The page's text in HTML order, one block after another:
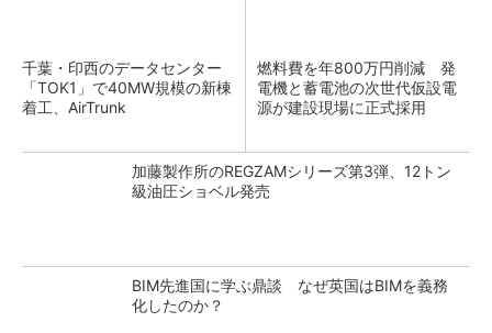
千葉・印西のデータセンター
「TOK1」で40MW規模の新棟
着工、AirTrunk
燃料費を年800万円削減 発
電機と蓄電池の次世代仮設電
源が建設現場に正式採用
加藤製作所のREGZAMシリーズ第3弾、12トン
級油圧ショベル発売
BIM先進国に学ぶ鼎談 なぜ英国はBIMを義務
化したのか？